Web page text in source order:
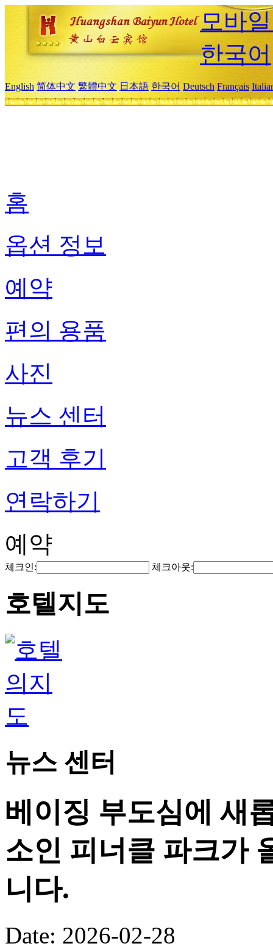
모바
한국어
English 简体中文 繁體中文 日本語 한국어 Deutsch Français
홈
옵션 정보
예약
편의 용품
사진
뉴스 센터
고객 후기
연락하기
예약
체크인: 체크아웃:
호텔지도
뉴스 센터
베이징 부도심에 새
소인 피너클 파크가
니다.
Date: 2026-02-28